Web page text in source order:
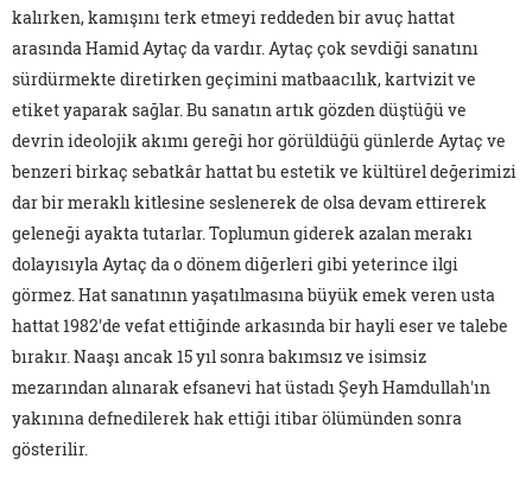
kalırken, kamışını terk etmeyi reddeden bir avuç hattat
arasında Hamid Aytaç da vardır. Aytaç çok sevdiği sanatını
sürdürmekte diretirken geçimini matbaacılık, kartvizit ve
etiket yaparak sağlar. Bu sanatın artık gözden düştüğü ve
devrin ideolojik akımı gereği hor görüldüğü günlerde Aytaç ve
benzeri birkaç sebatkâr hattat bu estetik ve kültürel değerimizi
dar bir meraklı kitlesine seslenerek de olsa devam ettirerek
geleneği ayakta tutarlar. Toplumun giderek azalan merakı
dolayısıyla Aytaç da o dönem diğerleri gibi yeterince ilgi
görmez. Hat sanatının yaşatılmasına büyük emek veren usta
hattat 1982'de vefat ettiğinde arkasında bir hayli eser ve talebe
bırakır. Naaşı ancak 15 yıl sonra bakımsız ve isimsiz
mezarından alınarak efsanevi hat üstadı Şeyh Hamdullah'ın
yakınına defnedilerek hak ettiği itibar ölümünden sonra
gösterilir.